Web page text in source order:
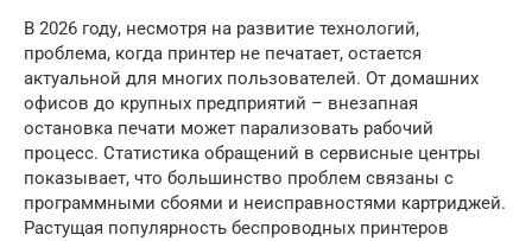
В 2026 году, несмотря на развитие технологий,
проблема, когда принтер не печатает, остается
актуальной для многих пользователей. От домашних
офисов до крупных предприятий – внезапная
остановка печати может парализовать рабочий
процесс. Статистика обращений в сервисные центры
показывает, что большинство проблем связаны с
программными сбоями и неисправностями картриджей.
Растущая популярность беспроводных принтеров